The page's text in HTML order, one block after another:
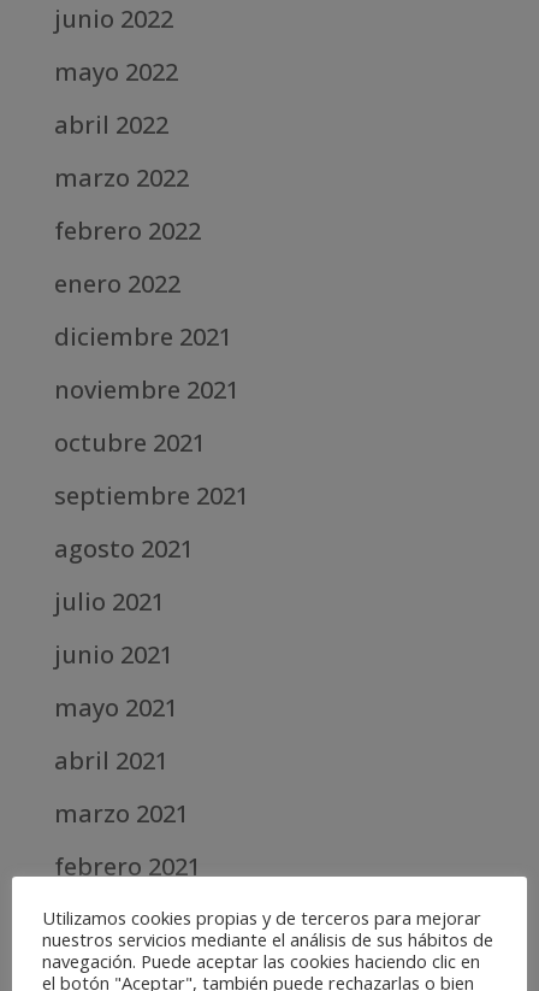
junio 2022
mayo 2022
abril 2022
marzo 2022
febrero 2022
enero 2022
diciembre 2021
noviembre 2021
octubre 2021
septiembre 2021
agosto 2021
julio 2021
junio 2021
mayo 2021
abril 2021
marzo 2021
febrero 2021
diciembre 2020
abril 2020
Utilizamos cookies propias y de terceros para mejorar
nuestros servicios mediante el análisis de sus hábitos de
navegación. Puede aceptar las cookies haciendo clic en
el botón "Aceptar", también puede rechazarlas o bien